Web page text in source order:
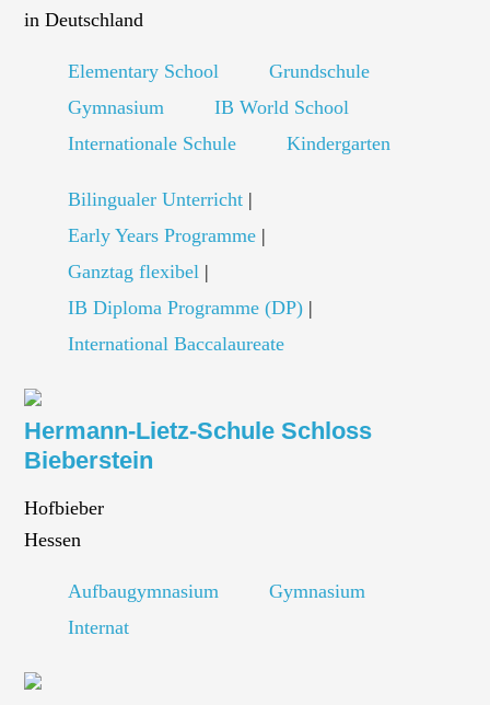
in Deutschland
Elementary School
Grundschule
Gymnasium
IB World School
Internationale Schule
Kindergarten
Bilingualer Unterricht |
Early Years Programme |
Ganztag flexibel |
IB Diploma Programme (DP) |
International Baccalaureate
Hermann-Lietz-Schule Schloss
Bieberstein
Hofbieber
Hessen
Aufbaugymnasium
Gymnasium
Internat